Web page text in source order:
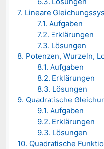
6.3. Lösungen
7. Lineare
7.1. Aufgaben
7.2. Erklärungen
7.3. Lösungen
8. Potenzen, Wurzeln,
8.1. Aufgaben
8.2. Erklärungen
8.3. Lösungen
9. Quadratische
9.1. Aufgaben
9.2. Erklärungen
9.3. Lösungen
10. Quadratische